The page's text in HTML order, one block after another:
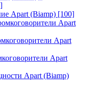
Apart (Biamp) [100]
Apart
Apart
Apart
Apart (Biamp)